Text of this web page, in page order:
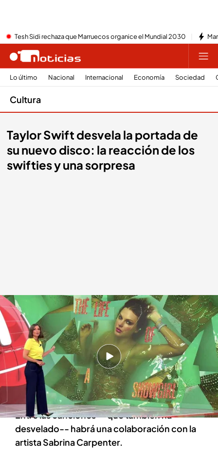
Tesh Sidi rechaza que Marruecos organice el Mundial 2030
Lo último Nacional Internacional Economía Sociedad
Cultura
Taylor Swift desvela la portada de
su nuevo disco: la reacción de los
swifties y una sorpresa
Una imagen de la portada del álbum de Taylor Swift.Telecinco
Redacción digital Noticias Cuatro
14 AGO 2025 - 15:57h.
La artista ha desvelado el misterio en el
podcast de su novio: el jugador de futbol
americano Travis Kelce.
Entre las canciones --que también ha
desvelado-- habrá una colaboración con la
artista Sabrina Carpenter.